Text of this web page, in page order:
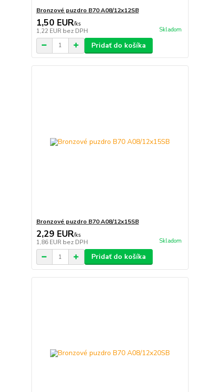
Bronzové puzdro B70 A08/12x12SB
1,50 EUR/ks
1,22 EUR bez DPH Skladom
Pridať do košíka
Bronzové puzdro B70 A08/12x15SB
2,29 EUR/ks
1,86 EUR bez DPH Skladom
Pridať do košíka